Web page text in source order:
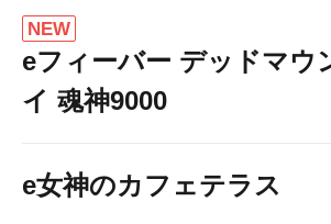
NEW
eフィーバー デッドマウ
イ 魂神9000
e女神のカフェテラス